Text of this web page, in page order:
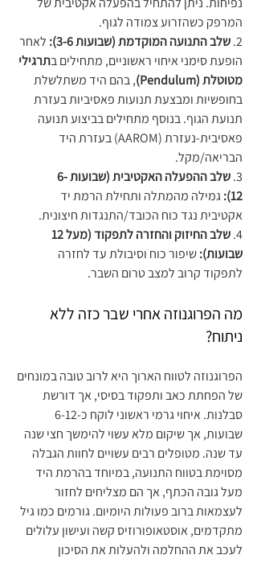
המרפק כשהזרוע צמודה לגוף.
2. שלב התנועה המוקדמת (שבועות 3-6):
לאחר
הופעת סימני איחוי ראשוניים, מתחילים בתרגילי
מטוטלת (Pendulum)
, בהם היד משתלשלת
בחופשיות ומבצעת תנועות פאסיביות בעזרת
תנועת הגוף. בנוסף מתחילים בביצוע תנועה
פאסיבית-נעזרת (AAROM) בעזרת היד
הבריאה/מקל.
3.
שלב ההפעלה האקטיבית (שבועות 6-
12): גמילה מהמתלה ותחילת הרמת יד
אקטיבית נגד כוח הכובד/התנגדות חיצונית.
4.
שבועות): שיפור כוח וסיבולת עד לחזרה
לתפקוד קרוב למצב טרום השבר.
מה הפרוגנוזה אחרי שבר כזה ללא
ניתוח?
הפרוגנוזה לטווח הארוך היא לרוב טובה במונחים
של הפחתת כאב ותפקוד בסיסי, אך דורשת
שבועות, אך שיקום מלא עשוי להימשך חצי שנה
עד שנה. מטופלים רבים עשויים לחוות הגבלה
מסוימת בטווח התנועה, במיוחד בהרמת היד
מעל גובה הכתף, אך הם מצליחים לחזור
לעצמאות ברוב פעולות היומיום. גורמים כמו גיל
מתקדמים, אוסטאופורוזיס קשה ועישון עלולים
לעכב את ההחלמה ולהעלות את הסיכון